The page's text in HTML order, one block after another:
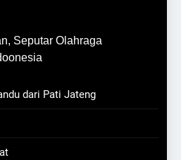
Seputar Olahraga
dari Pati Jateng